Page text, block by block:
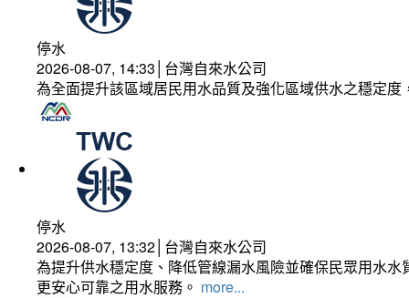
停水
2026-08-07, 14:33│台灣自來水公司
為全面提升該區域居民用水品質及強化區域供水之穩定
停水
2026-08-07, 13:32│台灣自來水公司
為提升供水穩定度、降低管線漏水風險並確保民眾用水
更安心可靠之用水服務。 more...